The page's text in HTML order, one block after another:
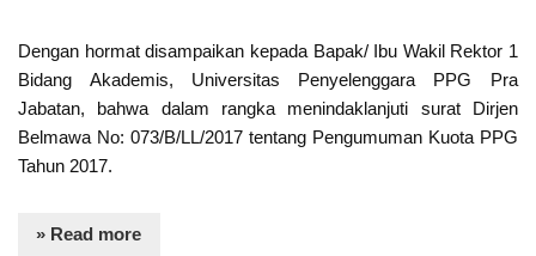
Dengan hormat disampaikan kepada Bapak/ Ibu Wakil Rektor 1
Bidang Akademis, Universitas Penyelenggara PPG Pra
Jabatan, bahwa dalam rangka menindaklanjuti surat Dirjen
Belmawa No: 073/B/LL/2017 tentang Pengumuman Kuota PPG
Tahun 2017.
» Read more